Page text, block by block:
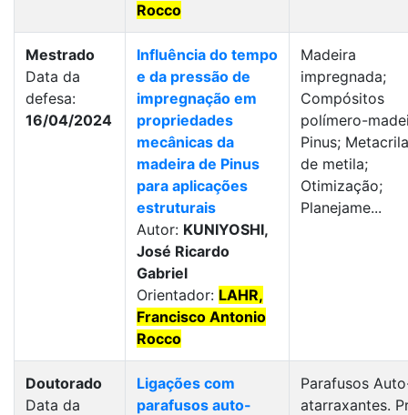
Rocco
Mestrado
Data da
defesa:
16/04/2024
Influência do tempo
e da pressão de
impregnação em
propriedades
mecânicas da
madeira de Pinus
para aplicações
estruturais
Autor: KUNIYOSHI,
José Ricardo
Gabriel
Orientador: LAHR,
Francisco Antonio
Rocco
Madeira
impregnada;
Compósitos
polímero-
Pinus;
de metila;
Otimização;
Planejame...
Doutorado
Data da
Ligações com
parafusos auto-
Parafusos
atarraxantes.